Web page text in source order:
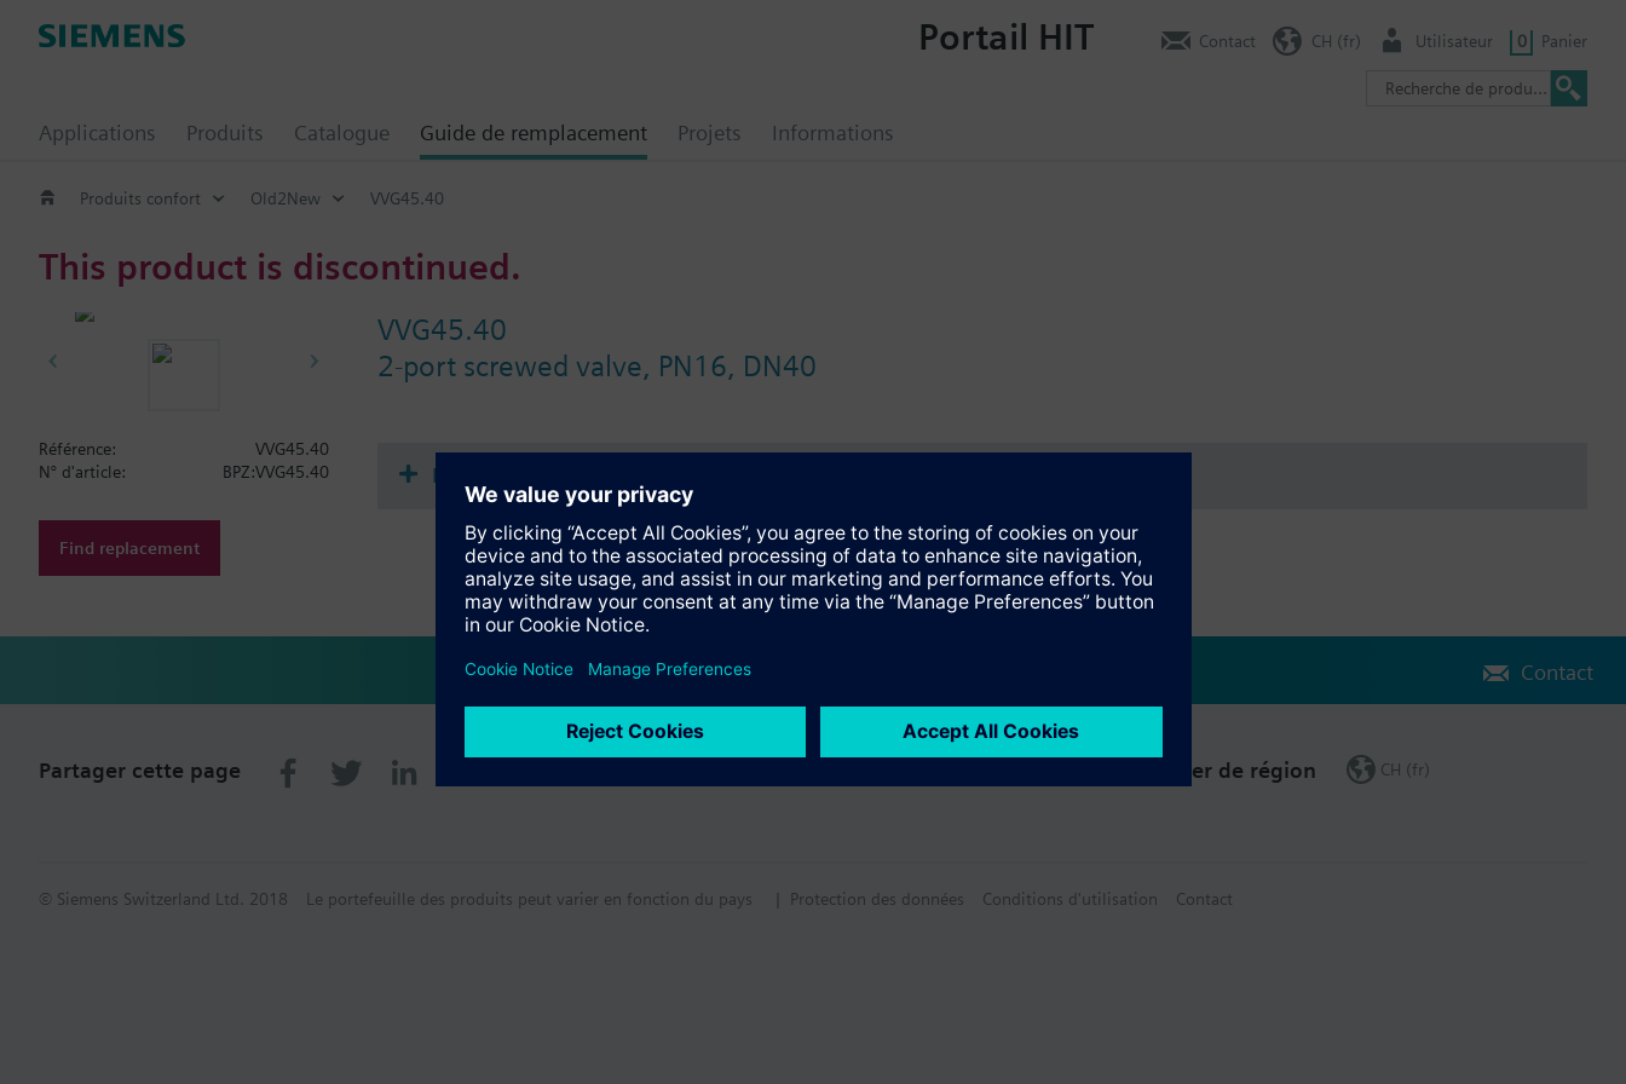
Applications Produits Catalogue Guide de remplacement Projets Informations
Portail HIT Contact CH (fr) Utilisateur 0 Panier
Produits confort Old2New VVG45.40
This product is discontinued.
VVG45.40
2-port screwed valve, PN16, DN40
Référence:
VVG45.40
N° d'article:
BPZ:VVG45.40
Find replacement
Documentation
Contact
Partager cette page Changer de région CH (fr)
© Siemens Switzerland Ltd. 2018 Le portefeuille des produits peut varier en fonction du pays | Protection des données Conditions d'utilisation Contact